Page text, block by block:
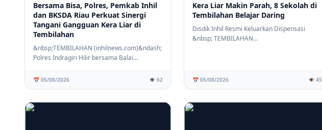
Bersama Bisa, Polres, Pemkab Inhil
dan BKSDA Riau Perkuat Sinergi
Tangani Gangguan Kera Liar di
Tembilahan
&nbsp;TEMBILAHAN (inhilnews.com)&ndash;
Polres Indragiri Hilir bersama Balai
📅 05/08/2026 👁️ 62
Kera Liar Makin Parah, 8 Sekolah di
Tembilahan Belajar Daring
Disdik Inhil Resmi Keluarkan Dispensasi
&nbsp; TEMBILAHAN
📅 05/08/2026 👁️ 45